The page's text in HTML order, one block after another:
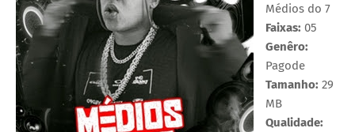
Médios do 7
Faixas: 05
Genêro:
Pagode
Tamanho: 29
MB
Qualidade: